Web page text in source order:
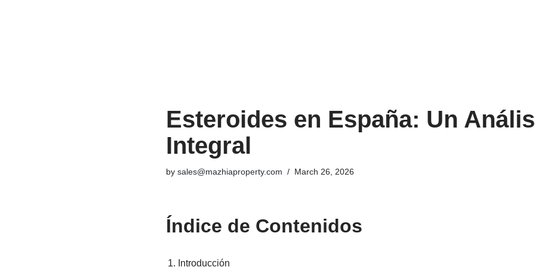
Esteroides en España: Un
Integral
by sales@mazhiaproperty.com March 26, 2026
Índice de Contenidos
Introducción